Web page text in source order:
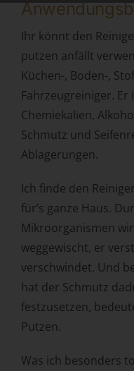
Ihr könnt den
putzen anfällt
Küchen-, Boden-,
Fahrzeugreiniger.
Chemiekalien,
Schmutz und
Ablagerungen.
Ich finde den
für’s ganze Haus.
Mikroorganismen
weggewischt, er
verschwindet. Und
hat der Schmutz
festzusetzen,
Putzen.
Was ich besonders
Erfassen, die
die Anpassung oder
Übermittlung,
Bereitstellung, den
Einschränkung, das
d)
Einschränkung der
gespeicherter
e) Profiling
Profiling ist jede Art
bestimmte
natürliche Person
um Aspekte
Lage, Gesundheit,
Zuverlässigkeit,
oder vorherzusagen.